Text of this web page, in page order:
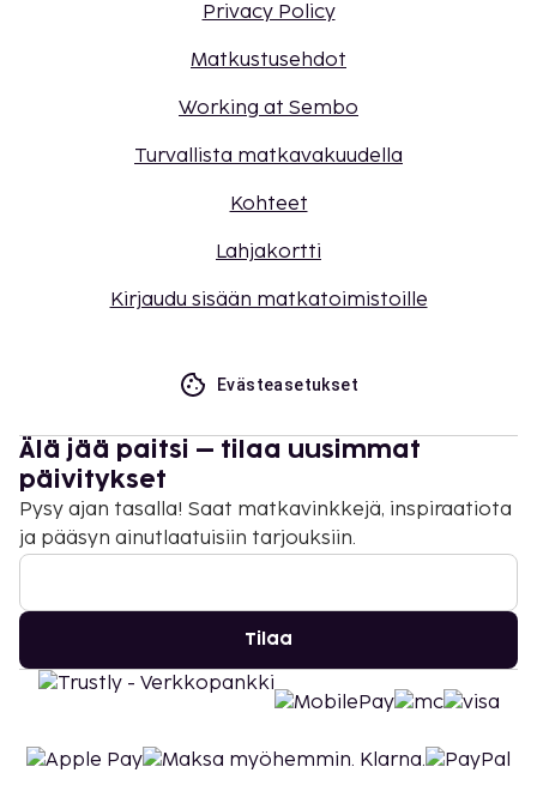
Privacy Policy
Matkustusehdot
Working at Sembo
Turvallista matkavakuudella
Kohteet
Lahjakortti
Kirjaudu sisään matkatoimistoille
Evästeasetukset
Älä jää paitsi – tilaa uusimmat
päivitykset
Pysy ajan tasalla! Saat matkavinkkejä, inspiraatiota
ja pääsyn ainutlaatuisiin tarjouksiin.
Tilaa